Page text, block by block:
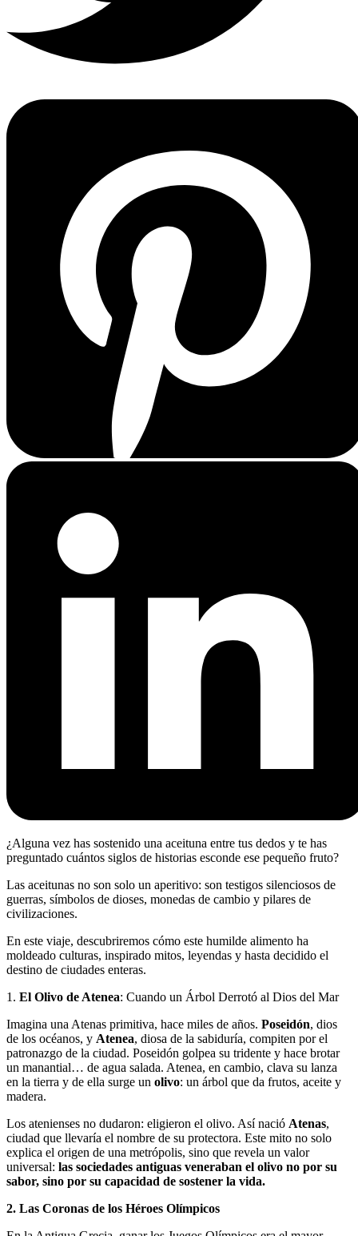
¿Alguna vez has sostenido una aceituna entre tus dedos y te has
preguntado cuántos siglos de historias esconde ese pequeño fruto?
Las aceitunas no son solo un aperitivo: son testigos silenciosos de
guerras, símbolos de dioses, monedas de cambio y pilares de
civilizaciones.
En este viaje, descubriremos cómo este humilde alimento ha
moldeado culturas, inspirado mitos, leyendas y hasta decidido el
destino de ciudades enteras.
1. El Olivo de Atenea: Cuando un Árbol Derrotó al Dios del Mar
Imagina una Atenas primitiva, hace miles de años. Poseidón, dios
de los océanos, y Atenea, diosa de la sabiduría, compiten por el
patronazgo de la ciudad. Poseidón golpea su tridente y hace brotar
un manantial… de agua salada. Atenea, en cambio, clava su lanza
en la tierra y de ella surge un olivo: un árbol que da frutos, aceite y
madera.
Los atenienses no dudaron: eligieron el olivo. Así nació Atenas,
ciudad que llevaría el nombre de su protectora. Este mito no solo
explica el origen de una metrópolis, sino que revela un valor
universal: las sociedades antiguas veneraban el olivo no por su
sabor, sino por su capacidad de sostener la vida.
2. Las Coronas de los Héroes Olímpicos